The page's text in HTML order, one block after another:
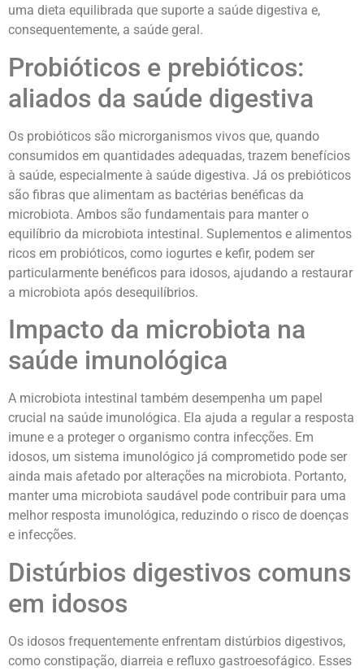
uma dieta equilibrada que suporte a saúde digestiva e,
consequentemente, a saúde geral.
Probióticos e prebióticos:
aliados da saúde digestiva
Os probióticos são microrganismos vivos que, quando
consumidos em quantidades adequadas, trazem benefícios
à saúde, especialmente à saúde digestiva. Já os prebióticos
são fibras que alimentam as bactérias benéficas da
microbiota. Ambos são fundamentais para manter o
equilíbrio da microbiota intestinal. Suplementos e alimentos
ricos em probióticos, como iogurtes e kefir, podem ser
particularmente benéficos para idosos, ajudando a restaurar
a microbiota após desequilíbrios.
Impacto da microbiota na
saúde imunológica
A microbiota intestinal também desempenha um papel
crucial na saúde imunológica. Ela ajuda a regular a resposta
imune e a proteger o organismo contra infecções. Em
idosos, um sistema imunológico já comprometido pode ser
ainda mais afetado por alterações na microbiota. Portanto,
manter uma microbiota saudável pode contribuir para uma
melhor resposta imunológica, reduzindo o risco de doenças
e infecções.
Distúrbios digestivos comuns
em idosos
Os idosos frequentemente enfrentam distúrbios digestivos,
como constipação, diarreia e refluxo gastroesofágico. Esses